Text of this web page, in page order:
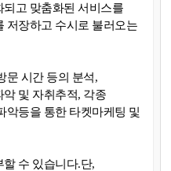
고 맞춤화된 서비스를
저장하고 수시로 불러오는
문 시간 등의 분석,
및 자취추적, 각종
악등을 통한 타켓마케팅 및
수 있습니다.단,